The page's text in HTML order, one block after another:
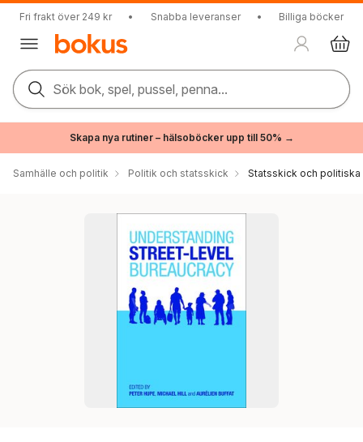
Fri frakt över 249 kr • Snabba leveranser • Billiga böcker
Sök bok, spel, pussel, penna...
Skapa nya rutiner – hälsoböcker upp till 50% →
Samhälle och politik Politik och statsskick Statsskick och